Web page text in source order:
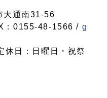
通南31-56
：0155-48-1566 / g
日：日曜日・祝祭